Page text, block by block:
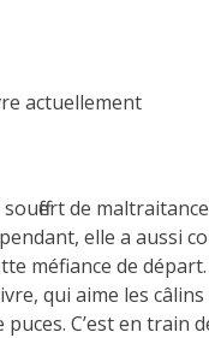
actuellement
de
elle a aussi
méfiance de
qui aime les
C’est en train